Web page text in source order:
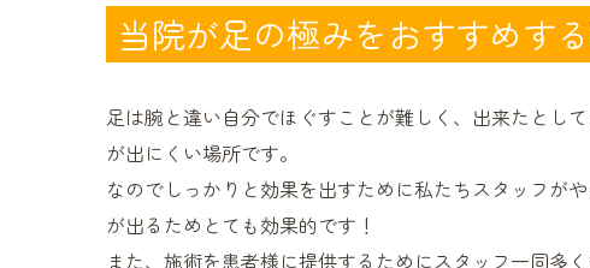
当院が足の極みをおすすめす
足は腕と違い自分でほぐすことが難しく、出来たとし
が出にくい場所です。
なのでしっかりと効果を出すために私たちスタッフが
が出るためとても効果的です！
また、施術を患者様に提供するためにスタッフ一同多